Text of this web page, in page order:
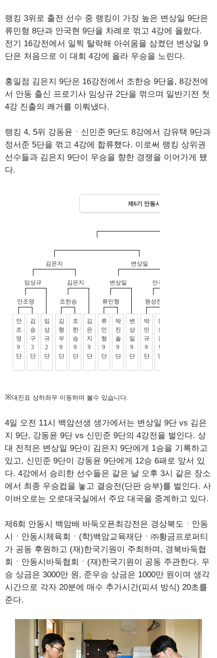
랭킹 3위로 출전 선수 중 랭킹이 가장 높은 변상일 9단은
류민형 8단과 안국현 9단을 차례로 꺾고 4강에 올랐다.
전기 16강전에서 일찍 탈락해 아쉬움을 삼켰던 변상일 9
단은 처음으로 이 대회 4강에 올라 우승을 노린다.
홍일점 김은지 9단은 16강전에서 조한승 9단을, 8강전에
서 안동 출신 프로기사 임상규 2단을 꺾으며 일반기전 첫
4강 진출의 쾌거를 이뤄냈다.
랭킹 4, 5위 강동윤ㆍ신민준 9단도 8강에서 강유택 9단과
정서준 5단을 꺾고 4강에 합류했다. 이로써 랭킹 상위권
선수들과 김은지 9단이 우승을 향한 경쟁을 이어가게 됐
다.
※대진표 상하좌우 이동하며 볼수 있습니다.
4일 오전 11시 백암선생 생가에서는 변상일 9단 vs 김은
지 9단, 강동윤 9단 vs 신민준 9단의 4강전을 벌인다. 상
대 전적은 변상일 9단이 김은지 9단에게 1승을 기록하고
있고, 신민준 9단이 강동윤 9단에게 12승 6패로 앞서 있
다. 4강에서 승리한 선수들은 같은 날 오후 3시 같은 장소
에서 최종 우승컵을 놓고 결승전(단판 승부)를 벌인다. 사
이버오로는 오로대국실에서 주요 대국을 중계하고 있다.
제6회 안동시 백암배 바둑오픈최강전은 경상북도ㆍ안동
시ㆍ안동시체육회ㆍ(학)백암교육재단ㆍ㈜황금프로퍼티
가 공동 후원하고 (재)한국기원이 주최하며, 경북바둑협
회ㆍ안동시바둑협회ㆍ(재)한국기원이 공동 주관한다. 우
승 상금은 3000만 원, 준우승 상금은 1000만 원이며 생각
시간으로 각자 20분에 매수 추가시간(피셔 방식) 20초를
준다.